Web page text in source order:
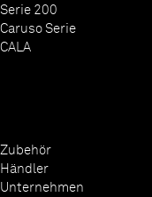
Serie 200
Caruso Serie
CALA
Zubehör
Händler
Unternehmen